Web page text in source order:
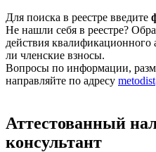
Для поиска в реестре введите
Не нашли себя в реестре?
действия квалификационного
ли членские взносы.
Вопросы по информации,
направляйте по адресу
Аттестованный
консультант